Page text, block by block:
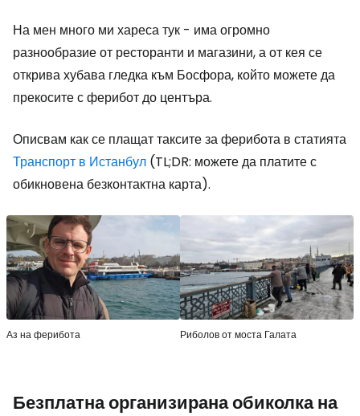
На мен много ми хареса тук - има огромно
разнообразие от ресторанти и магазини, а от кея се
открива хубава гледка към Босфора, който можете да
прекосите с ферибот до центъра.
Описвам как се плащат таксите за ферибота в статията
Транспорт в Истанбул (TL;DR: можете да платите с
обикновена безконтактна карта).
Аз на ферибота Риболов от моста Галата
Безплатна организирана обиколка на